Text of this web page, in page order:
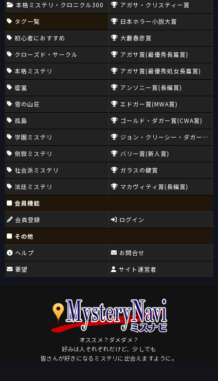
本格ミステリ・クロニクル300
タグ一覧
初心者におすすめ
クローズド・サークル
本格ミステリ
密室
雪の山荘
孤島
学園ミステリ
倒叙ミステリ
社会派ミステリ
法廷ミステリ
アガサ・クリスティー賞
日本ホラー小説大賞
大藪春彦賞
アガサ賞(最優秀長篇賞)
アガサ賞(最優秀処女長篇賞)
アンソニー賞(長編賞)
エドガー賞(MWA賞)
ゴールド・ダガー賞(CWA賞)
ジョン・クリーシー・ダガー賞
バリー賞(新人賞)
ガラスの鍵賞
マカヴィティ賞(長編賞)
会員機能
会員登録
ログイン
その他
ヘルプ
要望
お問合せ
サイト運営者
オススメ？ダメダメ？
好みは人それぞれだけど、少しでも
皆さんが好きになるミステリに出会えますように。